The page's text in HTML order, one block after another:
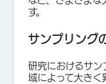
す。
サンプリング
研究におけるサン
域によって大きく